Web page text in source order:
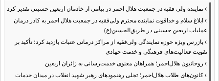
› نماینده ولی فقیه در جمعیت هلال احمر در پیامی از خادمان اربعین حسینی تقدیر کرد
› ابلاغ سلام و خداقوت نماینده محترم ولی‌فقیه در جمعیت هلال احمر به کادر درمان
عملیات اربعین حسینی در طریق‌الحسین(ع)
› بازرس ویژه حوزه نمایندگی ولی‌فقیه از مراکز درمانی عتبات بازدید کرد؛ تأکید بر
تقویت فعالیت‌های فرهنگی و خدمت جهادی
› روحانیون هلال‌احمر؛ همراهان معنوی خدمت‌رسانی به زائران اربعین
› کانون‌های طلاب هلال‌احمر؛ تجلی رهنمودهای رهبر شهید انقلاب در میدان خدمات